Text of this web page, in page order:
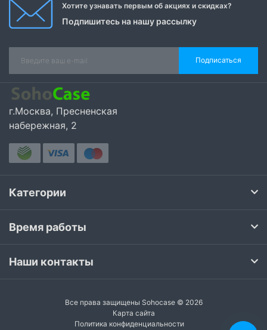
Хотите узнавать первым об акциях и скидках?
Подпишитесь на нашу рассылку
Подписаться
г.Москва, Пресненская
набережная, 2
Категории
Время работы
Наши контакты
Все права защищены Sohocase © 2026
Карта сайта
Политика конфиденциальности